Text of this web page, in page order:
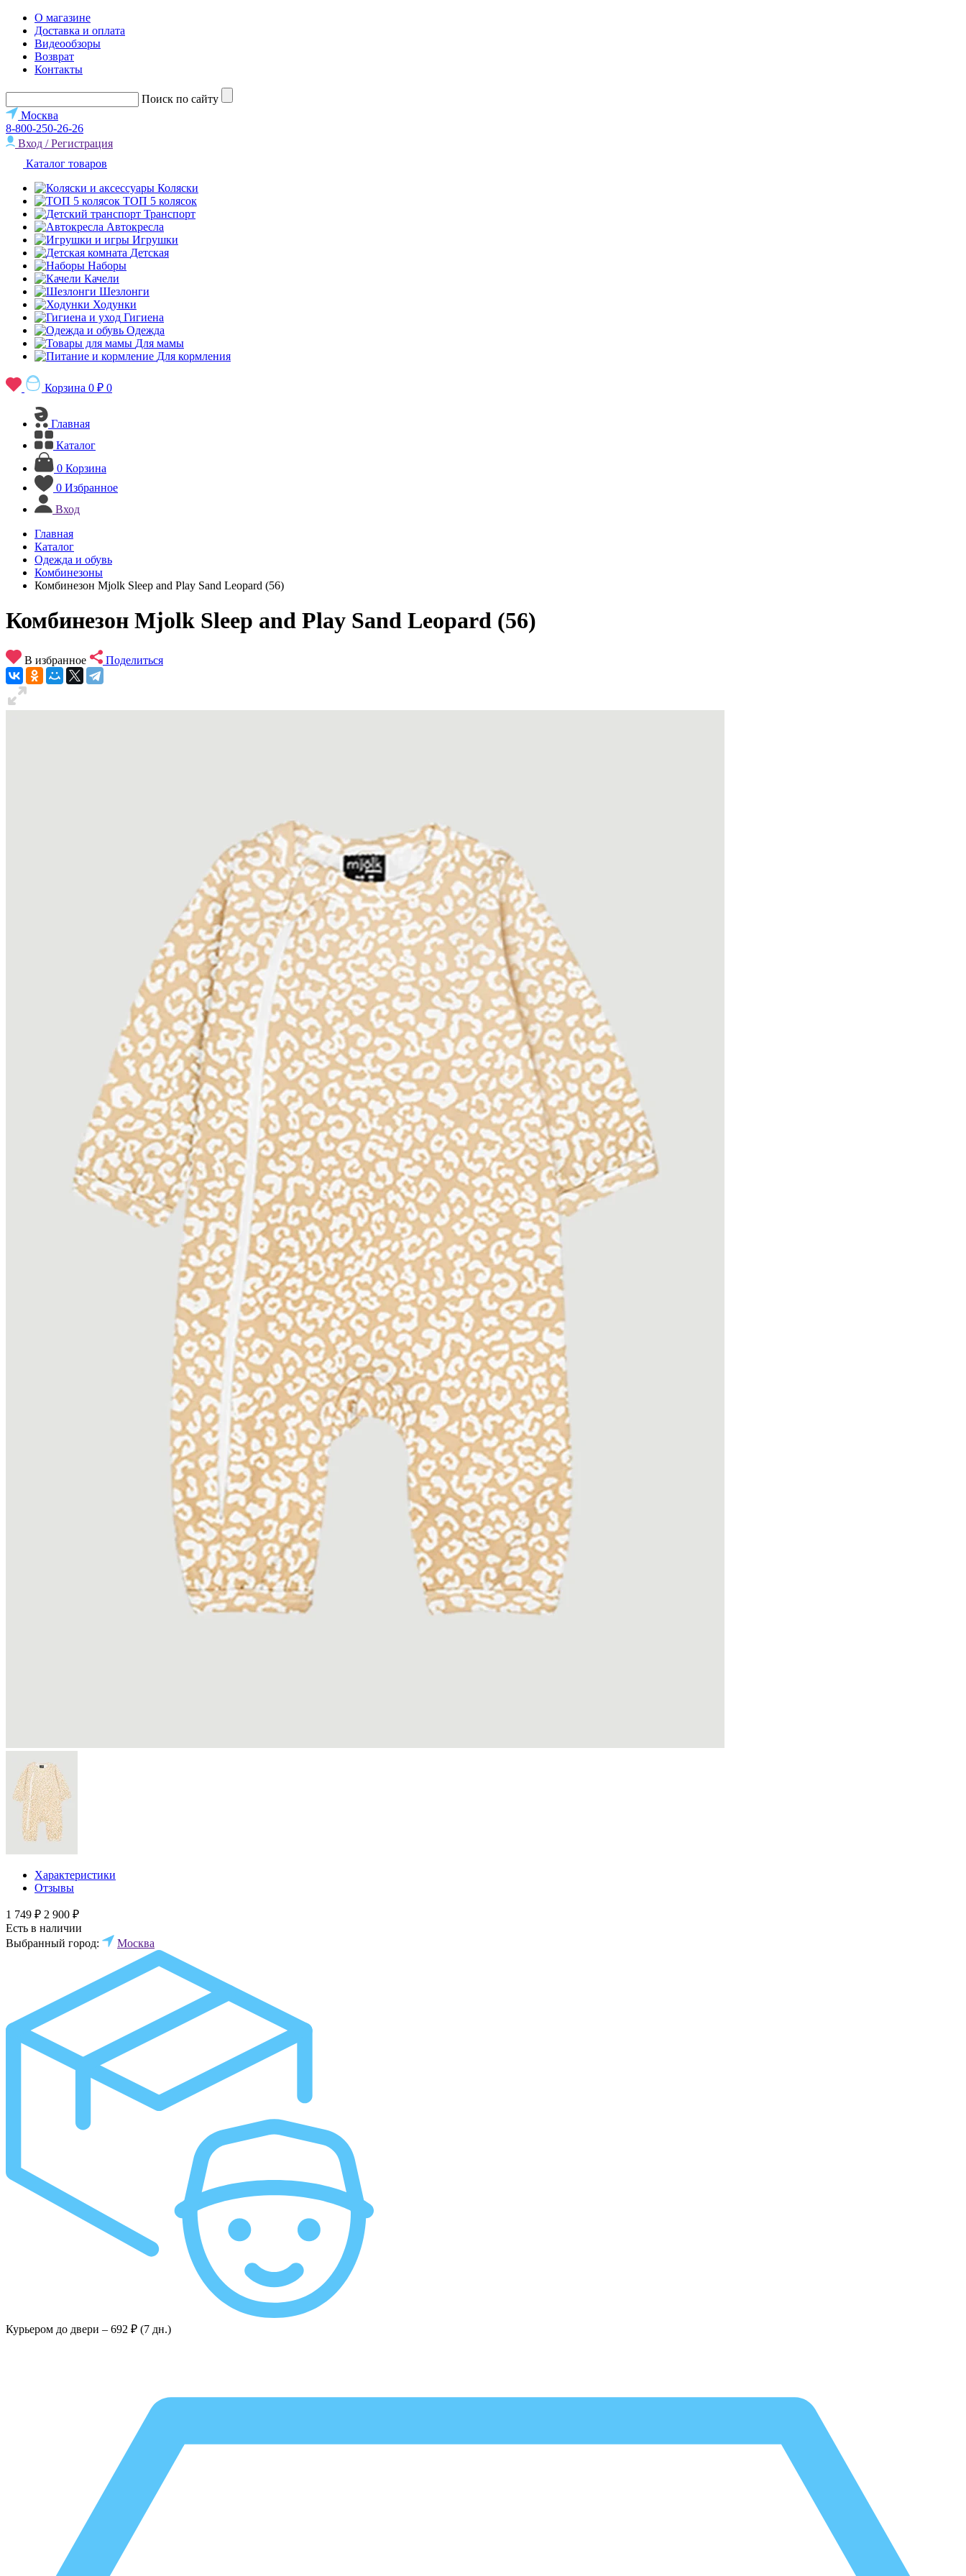
О магазине
Доставка и оплата
Видеообзоры
Возврат
Контакты
Поиск по сайту
Москва
8-800-250-26-26
Вход / Регистрация
Каталог товаров
Коляски
ТОП 5 колясок
Транспорт
Автокресла
Игрушки
Детская
Наборы
Качели
Шезлонги
Ходунки
Гигиена
Одежда
Для мамы
Для кормления
Корзина 0 ₽ 0
Главная
Каталог
0 Корзина
0 Избранное
Вход
Главная
Каталог
Одежда и обувь
Комбинезоны
Комбинезон Mjolk Sleep and Play Sand Leopard (56)
Комбинезон Mjolk Sleep and Play Sand Leopard (56)
В избранное Поделиться
Характеристики
Отзывы
1 749 ₽ 2 900 ₽
Есть в наличии
Выбранный город:
Москва
Курьером до двери – 692 ₽ (7 дн.)